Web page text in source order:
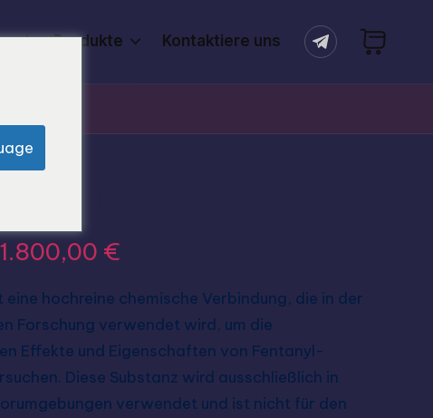
Produkte Kontaktiere uns
1.800,00 €
eine hochreine chemische Verbindung, die in der
Forschung verwendet wird, um die
Effekte und Eigenschaften von Fentanyl-
Diese Substanz wird ausschließlich in
verwendet und ist nicht für den